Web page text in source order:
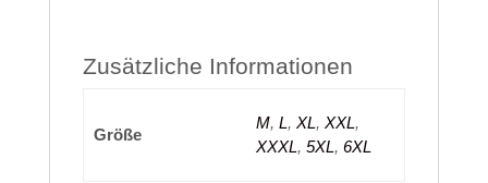
Zusätzliche Informationen
Größe
M, L, XL, XXL,
XXXL, 5XL, 6XL